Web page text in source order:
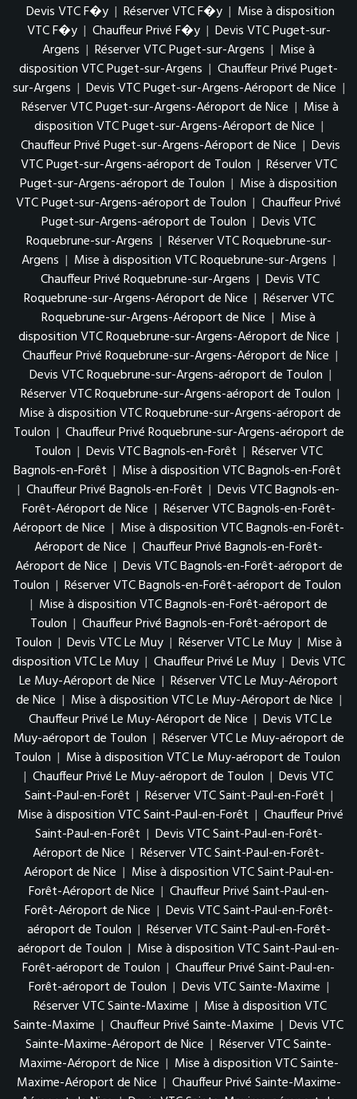
Devis VTC F�y | Réserver VTC F�y | Mise à disposition
VTC F�y | Chauffeur Privé F�y | Devis VTC Puget-sur-
Argens | Réserver VTC Puget-sur-Argens | Mise à
disposition VTC Puget-sur-Argens | Chauffeur Privé Puget-
sur-Argens | Devis VTC Puget-sur-Argens-Aéroport de Nice |
Réserver VTC Puget-sur-Argens-Aéroport de Nice | Mise à
disposition VTC Puget-sur-Argens-Aéroport de Nice |
Chauffeur Privé Puget-sur-Argens-Aéroport de Nice | Devis
VTC Puget-sur-Argens-aéroport de Toulon | Réserver VTC
Puget-sur-Argens-aéroport de Toulon | Mise à disposition
VTC Puget-sur-Argens-aéroport de Toulon | Chauffeur Privé
Puget-sur-Argens-aéroport de Toulon | Devis VTC
Roquebrune-sur-Argens | Réserver VTC Roquebrune-sur-
Argens | Mise à disposition VTC Roquebrune-sur-Argens |
Chauffeur Privé Roquebrune-sur-Argens | Devis VTC
Roquebrune-sur-Argens-Aéroport de Nice | Réserver VTC
Roquebrune-sur-Argens-Aéroport de Nice | Mise à
disposition VTC Roquebrune-sur-Argens-Aéroport de Nice |
Chauffeur Privé Roquebrune-sur-Argens-Aéroport de Nice |
Devis VTC Roquebrune-sur-Argens-aéroport de Toulon |
Réserver VTC Roquebrune-sur-Argens-aéroport de Toulon |
Mise à disposition VTC Roquebrune-sur-Argens-aéroport de
Toulon | Chauffeur Privé Roquebrune-sur-Argens-aéroport de
Toulon | Devis VTC Bagnols-en-Forêt | Réserver VTC
Bagnols-en-Forêt | Mise à disposition VTC Bagnols-en-Forêt
| Chauffeur Privé Bagnols-en-Forêt | Devis VTC Bagnols-en-
Forêt-Aéroport de Nice | Réserver VTC Bagnols-en-Forêt-
Aéroport de Nice | Mise à disposition VTC Bagnols-en-Forêt-
Aéroport de Nice | Chauffeur Privé Bagnols-en-Forêt-
Aéroport de Nice | Devis VTC Bagnols-en-Forêt-aéroport de
Toulon | Réserver VTC Bagnols-en-Forêt-aéroport de Toulon
| Mise à disposition VTC Bagnols-en-Forêt-aéroport de
Toulon | Chauffeur Privé Bagnols-en-Forêt-aéroport de
Toulon | Devis VTC Le Muy | Réserver VTC Le Muy | Mise à
disposition VTC Le Muy | Chauffeur Privé Le Muy | Devis VTC
Le Muy-Aéroport de Nice | Réserver VTC Le Muy-Aéroport
de Nice | Mise à disposition VTC Le Muy-Aéroport de Nice |
Chauffeur Privé Le Muy-Aéroport de Nice | Devis VTC Le
Muy-aéroport de Toulon | Réserver VTC Le Muy-aéroport de
Toulon | Mise à disposition VTC Le Muy-aéroport de Toulon
| Chauffeur Privé Le Muy-aéroport de Toulon | Devis VTC
Saint-Paul-en-Forêt | Réserver VTC Saint-Paul-en-Forêt |
Mise à disposition VTC Saint-Paul-en-Forêt | Chauffeur Privé
Saint-Paul-en-Forêt | Devis VTC Saint-Paul-en-Forêt-
Aéroport de Nice | Réserver VTC Saint-Paul-en-Forêt-
Aéroport de Nice | Mise à disposition VTC Saint-Paul-en-
Forêt-Aéroport de Nice | Chauffeur Privé Saint-Paul-en-
Forêt-Aéroport de Nice | Devis VTC Saint-Paul-en-Forêt-
aéroport de Toulon | Réserver VTC Saint-Paul-en-Forêt-
aéroport de Toulon | Mise à disposition VTC Saint-Paul-en-
Forêt-aéroport de Toulon | Chauffeur Privé Saint-Paul-en-
Forêt-aéroport de Toulon | Devis VTC Sainte-Maxime |
Réserver VTC Sainte-Maxime | Mise à disposition VTC
Sainte-Maxime | Chauffeur Privé Sainte-Maxime | Devis VTC
Sainte-Maxime-Aéroport de Nice | Réserver VTC Sainte-
Maxime-Aéroport de Nice | Mise à disposition VTC Sainte-
Maxime-Aéroport de Nice | Chauffeur Privé Sainte-Maxime-